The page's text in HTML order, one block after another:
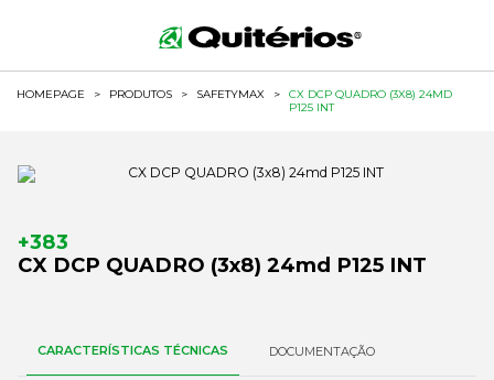
HOMEPAGE > PRODUTOS > SAFETYMAX >
CX DCP QUADRO (3X8) 24MD
P125 INT
+383
CX DCP QUADRO (3x8) 24md P125 INT
CARACTERÍSTICAS TÉCNICAS DOCUMENTAÇÃO